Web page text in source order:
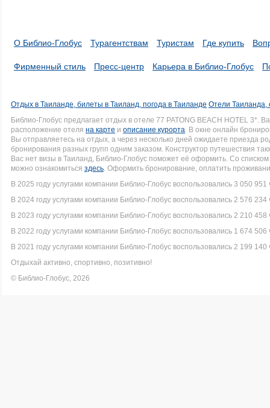
О Библио-Глобус Турагентствам Туристам Где купить
Фирменный стиль Пресс-центр Карьера в Библио-Глобус
Отдых в Таиланде, билеты в Таиланд, погода в Таиланде Отели Таиланда,
Библио-Глобус предлагает отдых в отеле 77 PATONG BEACH HOTEL
расположение отеля на карте и описание курорта. В окне онлайн
Вы отправляетесь на отдых, а через несколько дней ожидаете приезда
бронирования разных групп одним заказом. Конструктор путешествия
Вас нет визы в Таиланд, Библио-Глобус поможет её оформить. Со
можно ознакомиться здесь. Оформить бронирование, оплатить
В 2025 году услугами компании Библио-Глобус воспользовались 3 050 951
В 2024 году услугами компании Библио-Глобус воспользовались 2 576 234
В 2023 году услугами компании Библио-Глобус воспользовались 2 210 458
В 2022 году услугами компании Библио-Глобус воспользовались 1 674 506
В 2021 году услугами компании Библио-Глобус воспользовались 2 199 140
Отдыхай активно, спортивно, позитивно!
© Библио-Глобус, 2026